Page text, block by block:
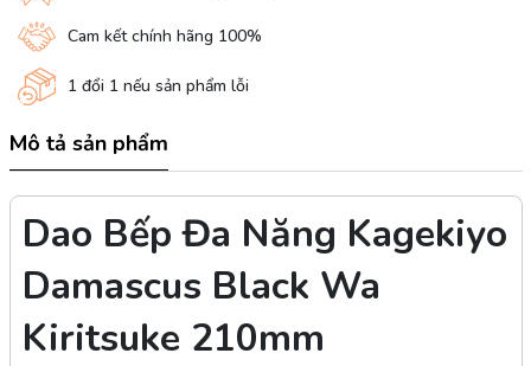
Cam kết chính hãng 100%
1 đổi 1 nếu sản phẩm lỗi
Mô tả sản phẩm
Dao Bếp Đa Năng Kagekiyo
Damascus Black Wa
Kiritsuke 210mm